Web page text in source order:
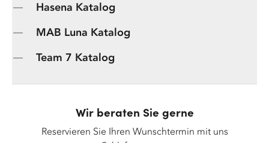
Hasena Katalog
MAB Luna Katalog
Team 7 Katalog
Wir beraten Sie gerne
Reservieren Sie Ihren Wunschtermin mit uns